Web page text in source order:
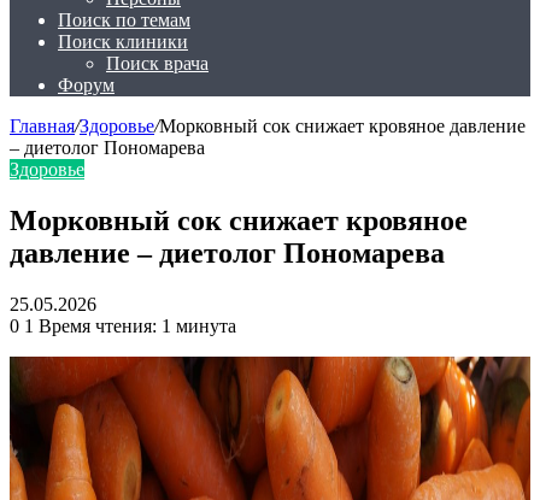
Поиск по темам
Поиск клиники
Поиск врача
Форум
Главная/Здоровье/Морковный сок снижает кровяное давление
– диетолог Пономарева
Здоровье
Морковный сок снижает кровяное
давление – диетолог Пономарева
25.05.2026
0 1 Время чтения: 1 минута